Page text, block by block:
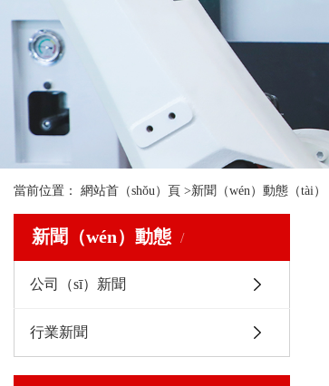
當前位置： 網站首（shǒu）頁 >新聞（wén）動態（tài）
新聞（wén）動態
公司（sī）新聞
行業新聞